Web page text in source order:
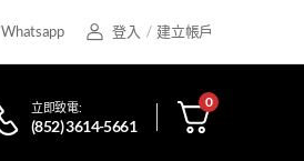
Whatsapp 登入 / 建立帳戶
立即致電:
(852) 3614-5661
0